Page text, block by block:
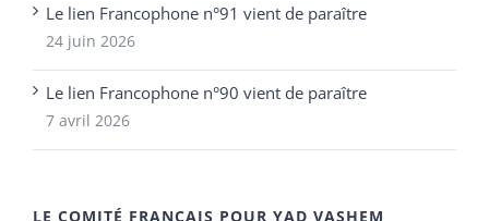
Le lien Francophone n°91 vient de paraître
24 juin 2026
Le lien Francophone n°90 vient de paraître
7 avril 2026
LE COMITÉ FRANÇAIS POUR YAD VASHEM